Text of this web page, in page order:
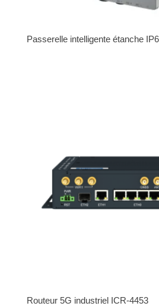
Passerelle intelligente étanche
Routeur 5G industriel ICR-4453